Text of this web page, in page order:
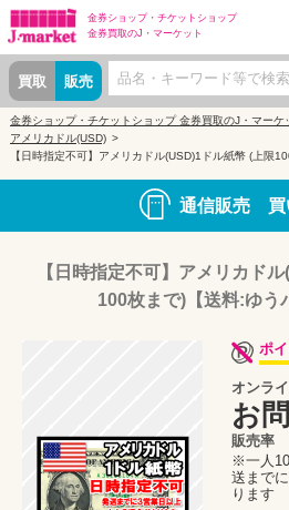
金券ショップ・ チケットショップ
金券買取のJ・マーケット
買取 販売
金券ショップ・チケットショップ 金券買取のJ・マーケ
アメリカドル(USD)
【日時指定不可】アメリカドル(USD)1ドル紙幣 (上限
通信販売 買
【日時指定不可】アメリカド
100枚まで)【送料:ゆう
ポ
オンラ
お
販売率
※一人
送まで
ります